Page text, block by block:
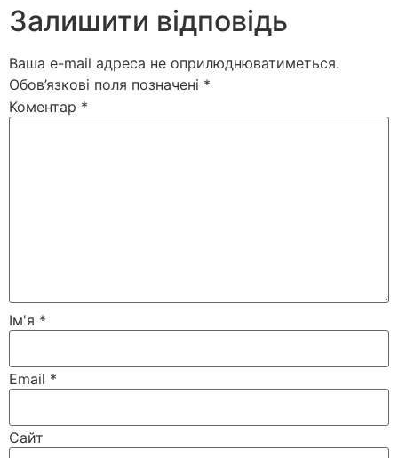
Залишити відповідь
Ваша e-mail адреса не оприлюднюватиметься.
Обов’язкові поля позначені *
Коментар *
Ім'я *
Email *
Сайт